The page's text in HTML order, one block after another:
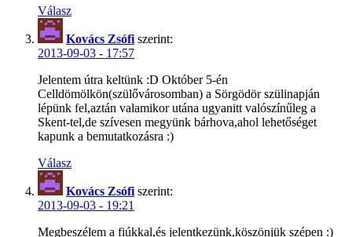
Válasz
Kovács Zsófi szerint:
2013-09-03 - 17:57
Jelentem útra keltünk :D Október 5-én
Celldömölkön(szülővárosomban) a Sörgödör szülinapján
lépünk fel,aztán valamikor utána ugyanitt valószínűleg a
Skent-tel,de szívesen megyünk bárhova,ahol lehetőséget
kapunk a bemutatkozásra :)
Válasz
Kovács Zsófi szerint:
2013-09-03 - 19:21
Megbeszélem a fiúkkal,és jelentkezünk,köszönjük szépen :)